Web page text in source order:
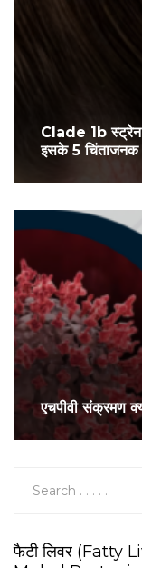
Clade 1b
इसके 5 चिंताजनक
एचपीवी संक्रमण
फैटी लिवर (Fatty